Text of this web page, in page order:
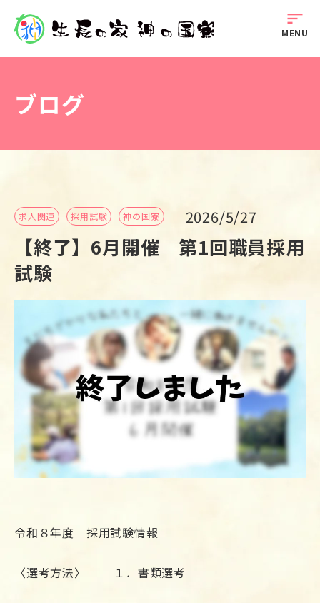
sort
MENU
ブログ
求人関連 採用試験 神の国寮 2026/5/27
【終了】6月開催 第1回職員採用
試験
令和８年度 採用試験情報
〈選考方法〉 １．書類選考